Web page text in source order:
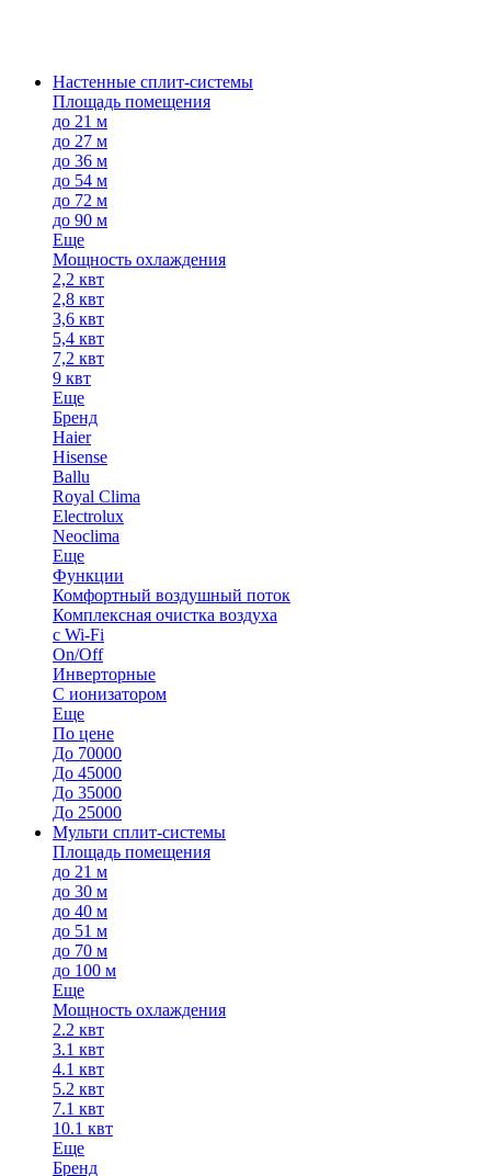
Настенные сплит-системы
Площадь помещения
до 21 м
до 27 м
до 36 м
до 54 м
до 72 м
до 90 м
Еще
Мощность охлаждения
2,2 квт
2,8 квт
3,6 квт
5,4 квт
7,2 квт
9 квт
Еще
Бренд
Haier
Hisense
Ballu
Royal Clima
Electrolux
Neoclima
Еще
Функции
Комфортный воздушный поток
Комплексная очистка воздуха
с Wi-Fi
On/Off
Инверторные
С ионизатором
Еще
По цене
До 70000
До 45000
До 35000
До 25000
Мульти сплит-системы
Площадь помещения
до 21 м
до 30 м
до 40 м
до 51 м
до 70 м
до 100 м
Еще
Мощность охлаждения
2.2 квт
3.1 квт
4.1 квт
5.2 квт
7.1 квт
10.1 квт
Еще
Бренд